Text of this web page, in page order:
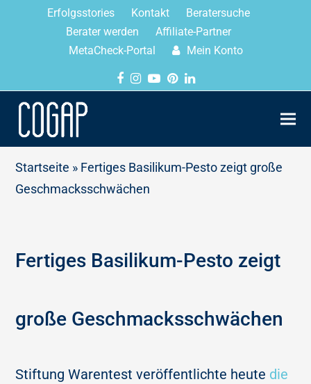
Erfolgsstories Kontakt
Beratersuche
Berater werden
Affiliate-Partner
MetaCheck-Portal
Mein Konto
Startseite » Fertiges Basilikum-Pesto zeigt große
Geschmacksschwächen
Fertiges Basilikum-Pesto zeigt
große Geschmacksschwächen
Stiftung Warentest veröffentlichte heute die